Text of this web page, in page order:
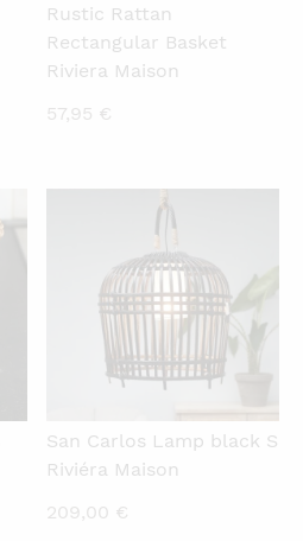
Rustic Rattan
Rectangular Basket
Riviera Maison
57,95 €
San Carlos Lamp black S
Riviéra Maison
209,00 €